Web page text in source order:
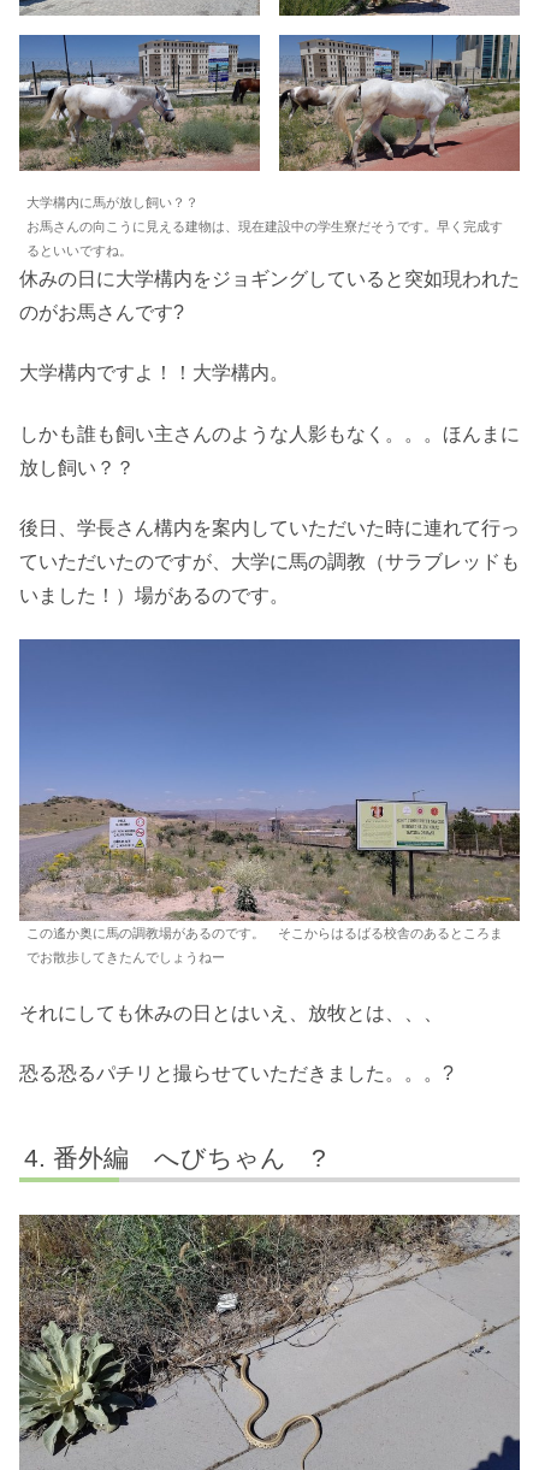
大学構内に馬が放し飼い？？
お馬さんの向こうに見える建物は、現在建設中の学生寮だそうです。早く完成す
るといいですね。
休みの日に大学構内をジョギングしていると突如現われた
のがお馬さんです?
大学構内ですよ！！大学構内。
しかも誰も飼い主さんのような人影もなく。。。ほんまに
放し飼い？？
後日、学長さん構内を案内していただいた時に連れて行っ
ていただいたのですが、大学に馬の調教（サラブレッドも
いました！）場があるのです。
この遙か奥に馬の調教場があるのです。 そこからはるばる校舎のあるところま
でお散歩してきたんでしょうねー
それにしても休みの日とはいえ、放牧とは、、、
恐る恐るパチリと撮らせていただきました。。。?
番外編 へびちゃん ?